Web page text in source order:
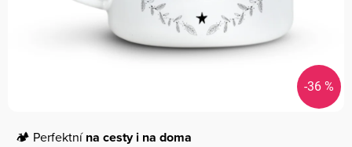
-36 %
🏕️ Perfektnína cesty i na doma